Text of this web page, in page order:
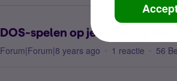
DOS-spelen op je moderne
Forum|Forum|8 years ago 1 reactie 56